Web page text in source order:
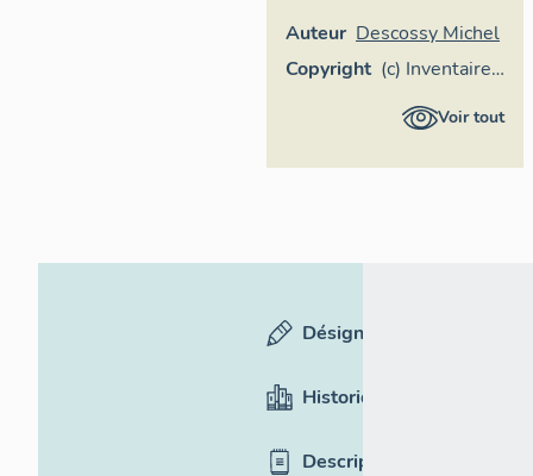
Auteur Descossy Michel
Copyright (c) Inventaire
général
Occitanie
Voir tout
Désignation
Historique
Description